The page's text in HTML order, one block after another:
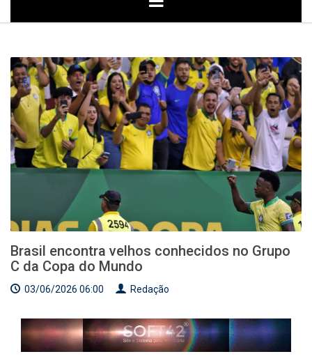
GERAL POLITICA ECONOMIA JUSTIÇA
Brasil encontra velhos conhecidos no Grupo
C da Copa do Mundo
03/06/2026 06:00 Redação